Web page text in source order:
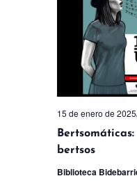
15 de enero de
bertsos
Biblioteca